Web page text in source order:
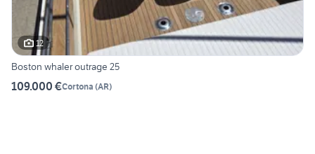
12
Boston whaler outrage 25
109.000 €Cortona (AR)